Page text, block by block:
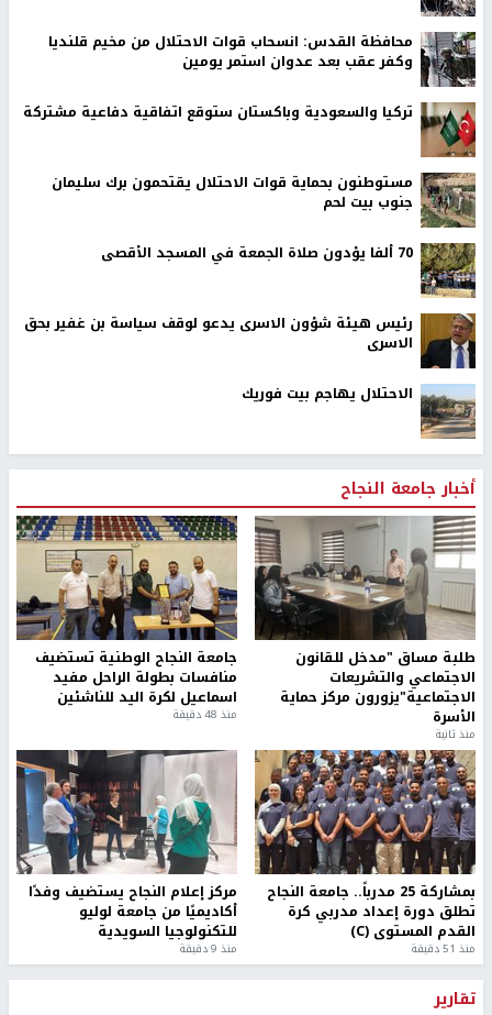
محافظة القدس: انسحاب قوات الاحتلال من مخيم قلنديا
وكفر عقب بعد عدوان استمر يومين
تركيا والسعودية وباكستان ستوقع اتفاقية دفاعية مشتركة
مستوطنون بحماية قوات الاحتلال يقتحمون برك سليمان
جنوب بيت لحم
70 ألفا يؤدون صلاة الجمعة في المسجد الأقصى
رئيس هيئة شؤون الاسرى يدعو لوقف سياسة بن غفير بحق
الاسرى
الاحتلال يهاجم بيت فوريك
أخبار جامعة النجاح
طلبة مساق "مدخل للقانون
الاجتماعي والتشريعات
الاجتماعية"يزورون مركز حماية
الأسرة
منذ ثانية
جامعة النجاح الوطنية تستضيف
منافسات بطولة الراحل مفيد
اسماعيل لكرة اليد للناشئين
منذ 48 دقيقة
بمشاركة 25 مدرباً.. جامعة النجاح
تطلق دورة إعداد مدربي كرة
القدم المستوى (C)
منذ 51 دقيقة
مركز إعلام النجاح يستضيف وفدًا
أكاديميًا من جامعة لوليو
للتكنولوجيا السويدية
منذ 9 دقيقة
تقارير